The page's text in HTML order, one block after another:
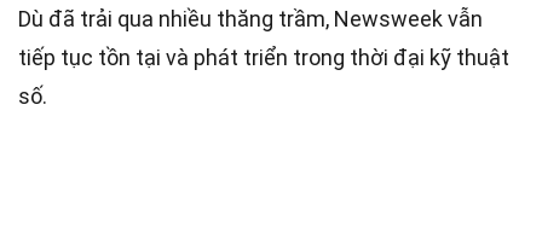
Dù đã trải qua nhiều thăng trầm, Newsweek vẫn
tiếp tục tồn tại và phát triển trong thời đại kỹ thuật
số.